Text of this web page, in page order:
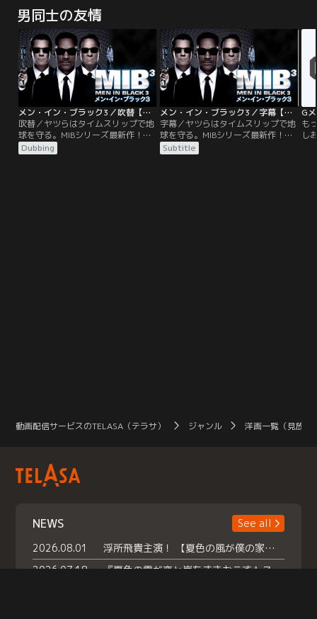
こにも痛みを感じない沙良は病室を
出て、日高七海（齋藤飛鳥）と名乗
るその看護師に院内を案内してもら
う。だがその夜、沙良は七海が看護
師ではなく、入院患者であることを
知る。しかも、七海は7歳のときに
交通事故に遭遇して以来、10年もの
間、意識が戻らないままだという。
そして沙良もまた、自分が未だこん
睡状態にあることを知らされて驚
く。2人はまるで幽体離脱のよう
に、意識が身体から抜け出した状態
だったのだ。
カード・ショウ。2人の元に、行方
をくらませたMI6の女性エージェン
トのハッティを保護して欲しいとい
う政府の協力要請が入る。
男同士の友情
メン・イン・ブラック3／吹替【ウィル・スミス×トミー・リー・ジョーンズ】
吹替／ヤツらはタイムスリップで地
球を守る。MIBシリーズ最新作！エ
ージェント“J”と“K”のコンビは日
夜、エイリアンたちを監視、取締り
Dubbing
メン・イン・ブラック3／字幕【ウィル・スミス×トミー・リー・ジョーンズ】
字幕／ヤツらはタイムスリップで地
球を守る。MIBシリーズ最新作！エ
ージェント“J”と“K”のコンビは日
夜、エイリアンたちを監視、取締り
Subtitle
G
も
し
動画配信サービスのTELASA（テラサ） ジャンル 洋画一覧（見放題
NEWS
See all
2026.08.01
浮所飛貴主演！ 【夏色の風が僕の家にやってきた】 本日よりテラサで独占配信スタート！
2026.07.18
『夏色の雲が恋と嵐をまきおこす』スペシャルメイキング 【Part1】2026年７月18日（土）23時30分～配信スタート！話題のシーンの裏側を大公開！豪華キャスト大集合！ 『武宮家 真夏の家族会議』開催！